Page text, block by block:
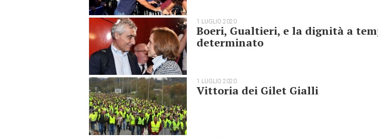
1 LUGLIO 2020
Boeri, Gualtieri, e la dignità a
determinato
1 LUGLIO 2020
Vittoria dei Gilet Gialli